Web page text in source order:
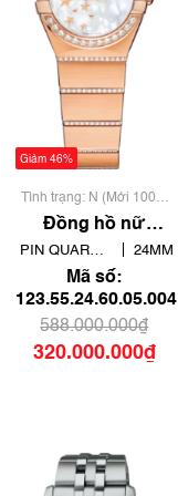
Giảm 46%
Tình trạng: N (Mới 100%
chưa qua sử dụng)
Đồng hồ nữ
Omega
Constellation
123.55.24.60.05.004
PIN QUARTZ
- THẠCH ANH
24MM
Mã số:
123.55.24.60.05.004
588.000.000₫
320.000.000₫